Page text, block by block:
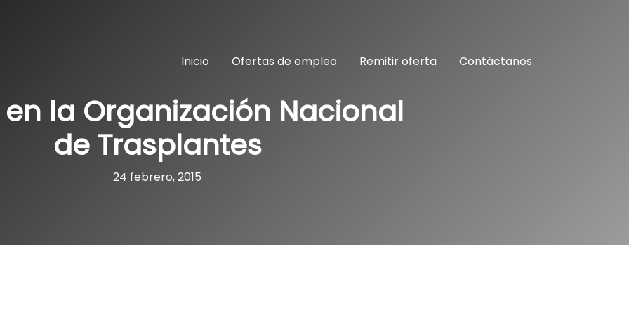
Inicio
Ofertas de empleo Remitir oferta Contáctanos
en la Organización Nacional
de Trasplantes
24 febrero, 2015